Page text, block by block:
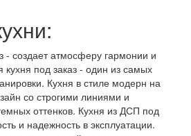
- создает атмосферу гармонии и
кухня под заказ - один из самых
Кухня в стиле модерн на
со строгими линиями и
оттенков. Кухня из ДСП под
и надежность в эксплуатации.